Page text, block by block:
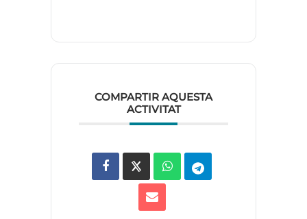
COMPARTIR AQUESTA
ACTIVITAT